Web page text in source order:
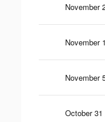
November
November
November
October 31